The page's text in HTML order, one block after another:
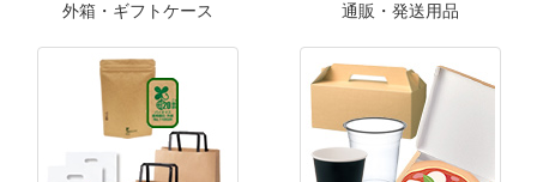
外箱・ギフトケース 通販・発送用品